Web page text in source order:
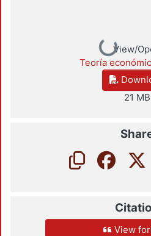
Loading...
View/
Teoría
21 MB
View